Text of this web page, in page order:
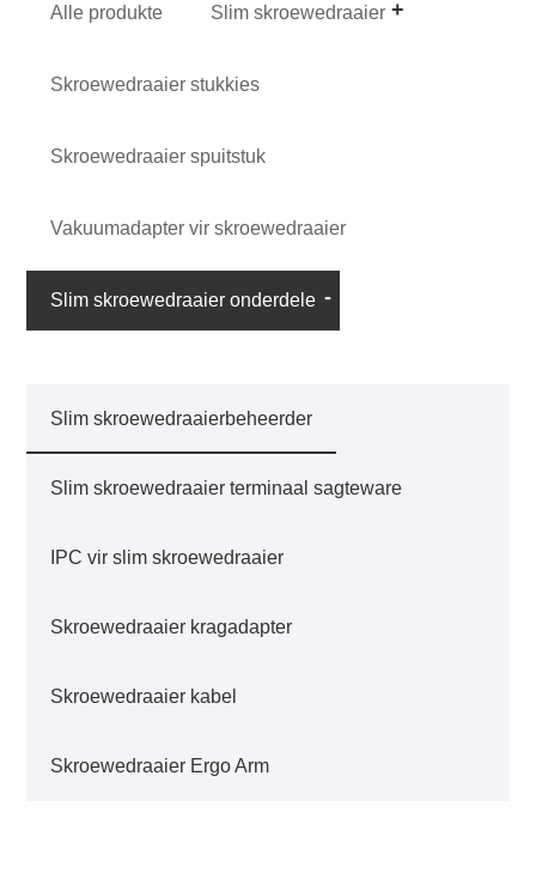
Alle produkte Slim skroewedraaier
Skroewedraaier stukkies
Skroewedraaier spuitstuk
Vakuumadapter vir skroewedraaier
Slim skroewedraaier onderdele
Slim skroewedraaierbeheerder
Slim skroewedraaier terminaal sagteware
IPC vir slim skroewedraaier
Skroewedraaier kragadapter
Skroewedraaier kabel
Skroewedraaier Ergo Arm